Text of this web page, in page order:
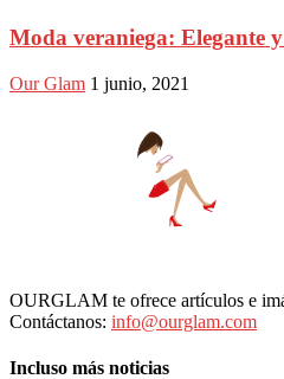
Moda veraniega: Elegante
Our Glam 1 junio, 2021
OURGLAM te ofrece artículos e
Contáctanos: info@ourglam.com
Incluso más noticias